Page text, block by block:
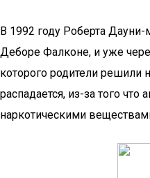
В 1992 году Роберта
Деборе Фалконе, и уже
которого родители решили
распадается, из-за того что
наркотическими